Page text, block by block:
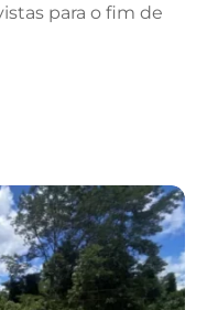
para o fim de